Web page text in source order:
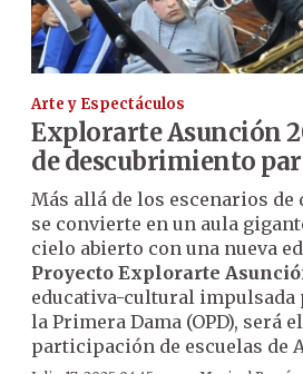
Arte y Espectáculos
Explorarte Asunción
de descubrimiento
Más allá de los escenarios de
se convierte en un aula
cielo abierto con una nueva
Proyecto Explorarte
educativa-cultural impulsada
la Primera Dama (OPD), será
participación de escuelas de